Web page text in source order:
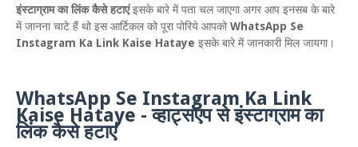
इंस्टाग्राम का लिंक कैसे हटाएंइसके बारे में पता चल जाएगा अगर आप इनसब के बारे
में जानना चाटे हैं थो इस आर्टिकल को पूरा पोरिये आपकोWhatsApp Se
Instagram Ka Link Kaise Hataye इसके बारे में जानकारी मिल जायगा।
WhatsApp Se Instagram Ka Link
Kaise Hataye - व्हाट्सएप से इंस्टाग्राम का
लिंक कैसे हटाएं